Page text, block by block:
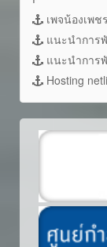
เพจน้องเพ
แนะนำการ
แนะนำการ
Hosting